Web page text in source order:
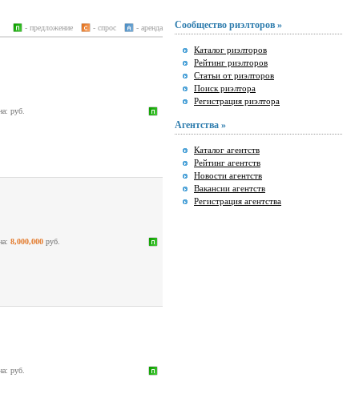
- аренда
- спрос
- предложение
руб.
8,000,000 руб.
руб.
Сообщество риэлторов »
Каталог риэлторов
Рейтинг риэлторов
Статьи от риэлторов
Поиск риэлтора
Регистрация риэлтора
Агентства »
Каталог агентств
Рейтинг агентств
Новости агентств
Вакансии агентств
Регистрация агентства